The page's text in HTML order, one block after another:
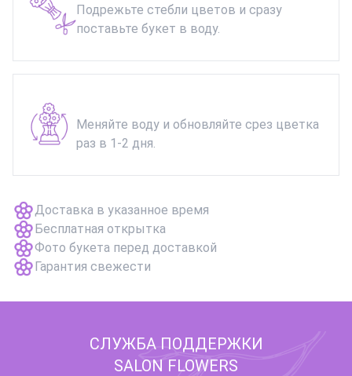
Подрежьте стебли цветов и сразу
поставьте букет в воду.
Меняйте воду и обновляйте срез цветка
раз в 1-2 дня.
Доставка в указанное время
Бесплатная открытка
Фото букета перед доставкой
Гарантия свежести
СЛУЖБА ПОДДЕРЖКИ
SALON FLOWERS